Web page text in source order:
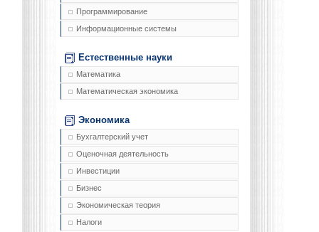
Программирование
Информационные системы
Естественные науки
Математика
Математическая экономика
Экономика
Бухгалтерский учет
Оценочная деятельность
Инвестиции
Бизнес
Экономическая теория
Налоги